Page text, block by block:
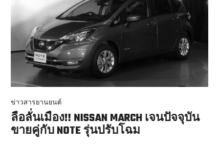
ข่าวสารยานยนต์
ลือลั่นเมือง!! NISSAN MARCH เจนปัจจุบัน
ขายคู่กับ NOTE รุ่นปรับโฉม